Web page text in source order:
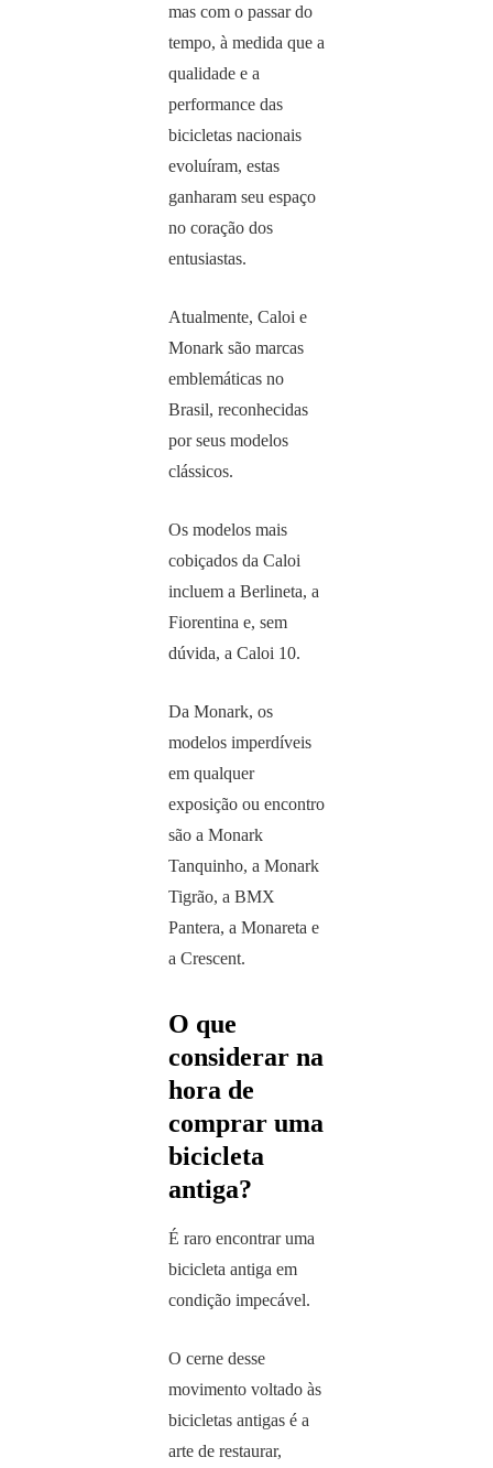
mas com o passar do
tempo, à medida que a
qualidade e a
performance das
bicicletas nacionais
evoluíram, estas
ganharam seu espaço
no coração dos
entusiastas.
Atualmente, Caloi e
Monark são marcas
emblemáticas no
Brasil, reconhecidas
por seus modelos
clássicos.
Os modelos mais
cobiçados da Caloi
incluem a Berlineta, a
Fiorentina e, sem
dúvida, a Caloi 10.
Da Monark, os
modelos imperdíveis
em qualquer
exposição ou encontro
são a Monark
Tanquinho, a Monark
Tigrão, a BMX
Pantera, a Monareta e
a Crescent.
O que
considerar na
hora de
comprar uma
bicicleta
antiga?
É raro encontrar uma
bicicleta antiga em
condição impecável.
O cerne desse
movimento voltado às
bicicletas antigas é a
arte de restaurar,